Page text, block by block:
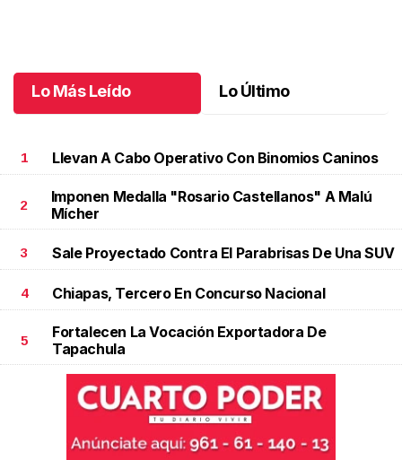
Lo Más Leído Lo Último
1 Llevan A Cabo Operativo Con Binomios Caninos
2
Imponen Medalla "Rosario Castellanos" A Malú
Mícher
3 Sale Proyectado Contra El Parabrisas De Una SUV
4 Chiapas, Tercero En Concurso Nacional
5
Fortalecen La Vocación Exportadora De
Tapachula